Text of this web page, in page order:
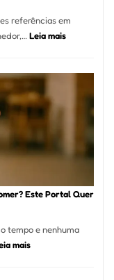
Alta
Gastronomia
referências em
Leia mais:
encontrar
reservar
Paulo
Este Portal Quer
tempo e nenhuma
mais: